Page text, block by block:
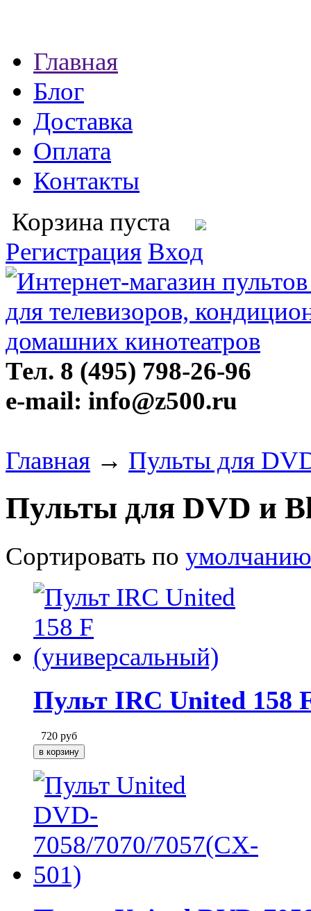
Главная
Блог
Доставка
Оплата
Контакты
Корзина пуста
Регистрация Вход
Тел. 8 (495) 798-26-96
e-mail: info@z500.ru
Главная → Пульты для
Пульты для DVD и
Сортировать по умолчанию
Пульт IRC United 158
720 руб